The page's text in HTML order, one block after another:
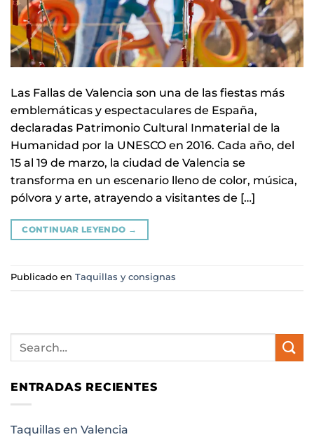
Las Fallas de Valencia son una de las fiestas más
emblemáticas y espectaculares de España,
declaradas Patrimonio Cultural Inmaterial de la
Humanidad por la UNESCO en 2016. Cada año, del
15 al 19 de marzo, la ciudad de Valencia se
transforma en un escenario lleno de color, música,
pólvora y arte, atrayendo a visitantes de […]
CONTINUAR LEYENDO →
Publicado en Taquillas y consignas
ENTRADAS RECIENTES
Taquillas en Valencia